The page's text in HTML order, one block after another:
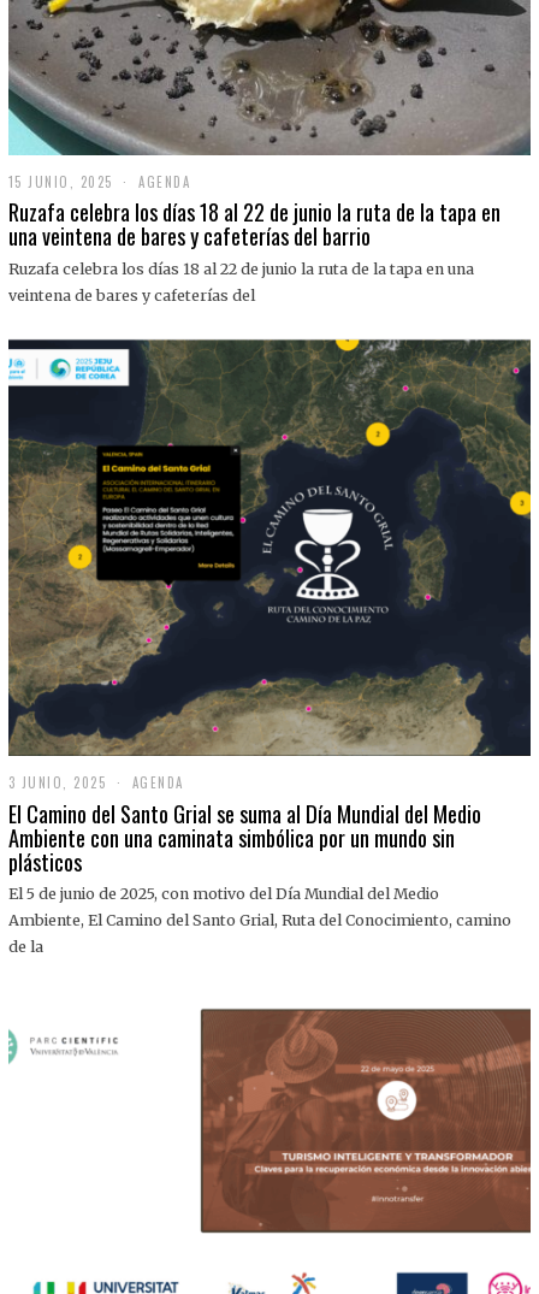
15 JUNIO, 2025
J
U
I
O
0
2
5
AGENDA
Ruzafa celebra los días 18 al 22 de junio la ruta de la tapa en
una veintena de bares y cafeterías del barrio
Ruzafa celebra los días 18 al 22 de junio la ruta de la tapa en una
veintena de bares y cafeterías del
3 JUNIO, 2025
J
U
N
,
0
AGENDA
El Camino del Santo Grial se suma al Día Mundial del Medio
Ambiente con una caminata simbólica por un mundo sin
plásticos
El 5 de junio de 2025, con motivo del Día Mundial del Medio
Ambiente, El Camino del Santo Grial, Ruta del Conocimiento, camino
de la